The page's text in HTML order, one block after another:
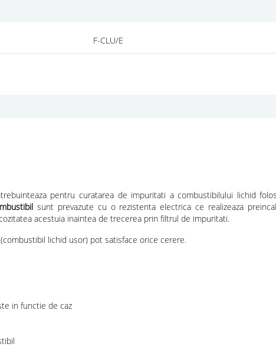
F-CLU/E
pentru curatarea de impuritati a combustibilului lichid
sunt prevazute cu o rezistenta electrica ce realizeaza
acestuia inaintea de trecerea prin filtrul de impuritati.
(combustibil lichid usor) pot satisface orice cerere.
in functie de caz